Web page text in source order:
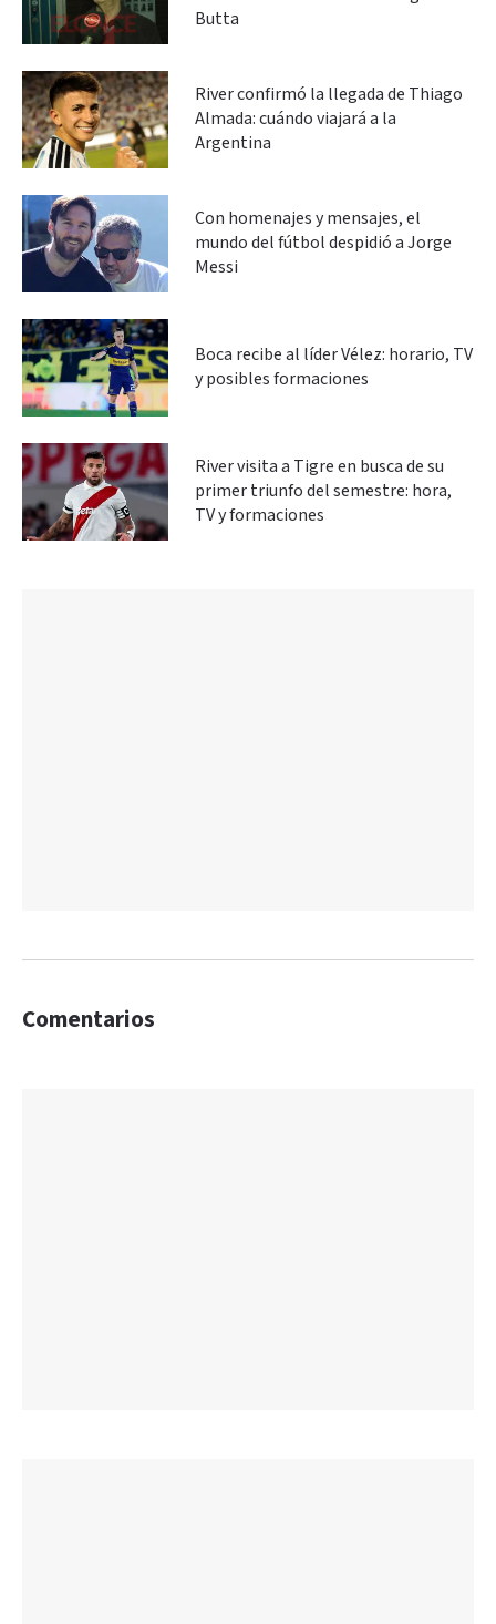
Butta
River confirmó la llegada de Thiago
Almada: cuándo viajará a la
Argentina
Con homenajes y mensajes, el
mundo del fútbol despidió a Jorge
Messi
Boca recibe al líder Vélez: horario, TV
y posibles formaciones
River visita a Tigre en busca de su
primer triunfo del semestre: hora,
TV y formaciones
Comentarios